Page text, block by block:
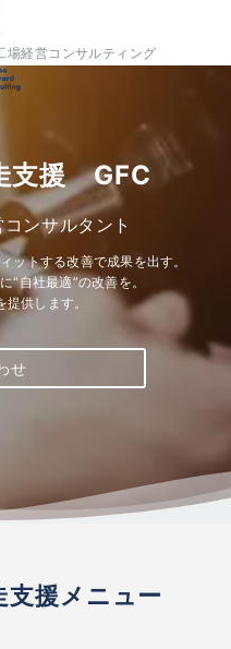
場経営コンサルティング
支援 GFC
ンサルタント
ットする改善で成果を出す。
自社最適”の改善を。
供します。
せ
援メニュー